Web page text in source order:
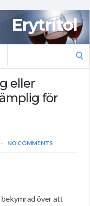
Erytritol
eller
för
NO COMMENTS
bekymrad över att